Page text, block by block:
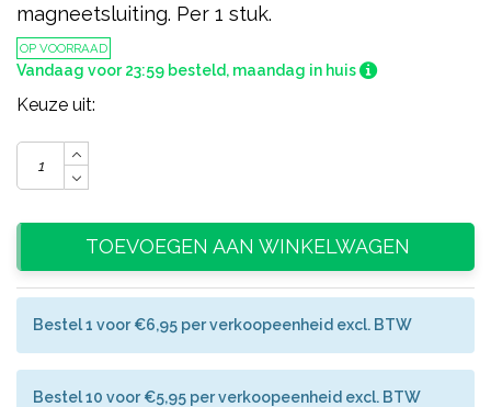
magneetsluiting. Per 1 stuk.
OP VOORRAAD
Vandaag voor 23:59 besteld, maandag in huis
Keuze uit:
TOEVOEGEN AAN WINKELWAGEN
Bestel 1 voor €6,95 per verkoopeenheid excl. BTW
Bestel 10 voor €5,95 per verkoopeenheid excl. BTW